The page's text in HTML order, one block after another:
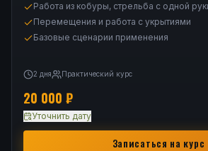
Работа из кобуры, стрельба с одной
Перемещения и работа с укрытиями
Базовые сценарии применения
2 дня Практический курс
20 000 ₽
Уточнить дату
Записаться на курс